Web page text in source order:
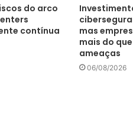
do arco
contínua
mas
mais do
ameaças
06/08/2026